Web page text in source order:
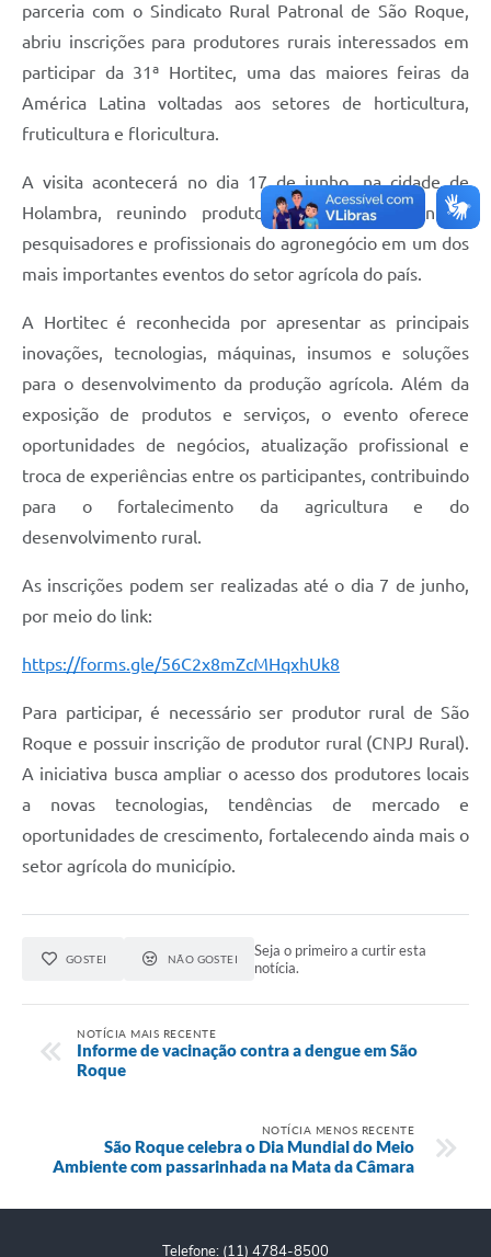
Creches
Cronograma coleta de lixo e seletiva
Banco do Povo
Biblioteca
Bancos conveniados e serviços disponíveis
Bolsas de estudo da Escola Cooperativa
Defesa Civil
Departamento de Bem-Estar Social
Divisão de Rendas
Fundo Social
Horários de Ônibus - Jundiá
Nota Fiscal de Serviço Eletrônica
Postos de Atendimento ao Trabalhador (PAT)
PPA - Plano Plurianual 2026 / 2029
PROCON SR
Qualifica São Roque
Secretaria de Saúde
FAQ - Perguntas frequentes
Contato
parceria com o Sindicato Rural Patronal de São Roque,
abriu inscrições para produtores rurais interessados em
participar da 31ª Hortitec, uma das maiores feiras da
América Latina voltadas aos setores de horticultura,
fruticultura e floricultura.
A visita acontecerá no dia 17 de junho, na cidade de
Holambra, reunindo produtores, empresas, técnicos,
pesquisadores e profissionais do agronegócio em um dos
mais importantes eventos do setor agrícola do país.
A Hortitec é reconhecida por apresentar as principais
inovações, tecnologias, máquinas, insumos e soluções
para o desenvolvimento da produção agrícola. Além da
exposição de produtos e serviços, o evento oferece
oportunidades de negócios, atualização profissional e
troca de experiências entre os participantes, contribuindo
para o fortalecimento da agricultura e do
desenvolvimento rural.
As inscrições podem ser realizadas até o dia 7 de junho,
por meio do link:
https://forms.gle/56C2x8mZcMHqxhUk8
Para participar, é necessário ser produtor rural de São
Roque e possuir inscrição de produtor rural (CNPJ Rural).
A iniciativa busca ampliar o acesso dos produtores locais
a novas tecnologias, tendências de mercado e
oportunidades de crescimento, fortalecendo ainda mais o
setor agrícola do município.
GOSTEI NÃO GOSTEI
Seja o primeiro a curtir esta
notícia.
NOTÍCIA MAIS RECENTE
Informe de vacinação contra a dengue em São
Roque
NOTÍCIA MENOS RECENTE
São Roque celebra o Dia Mundial do Meio
Ambiente com passarinhada na Mata da Câmara
Telefone: (11) 4784-8500